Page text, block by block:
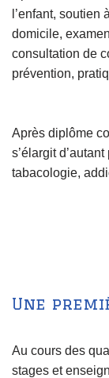
l’enfant, soutien
domicile, e
consultation de
prévention,
Après diplôme
s’élargit
tabacologie,
Une
Au cours des
stages et